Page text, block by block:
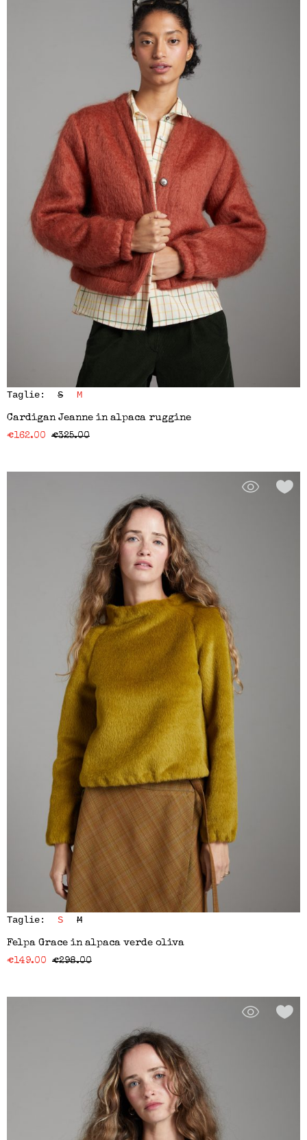
Taglie: S M
Cardigan Jeanne in alpaca ruggine
€162.00 €325.00
Taglie: S M
Felpa Grace in alpaca verde oliva
€149.00 €298.00